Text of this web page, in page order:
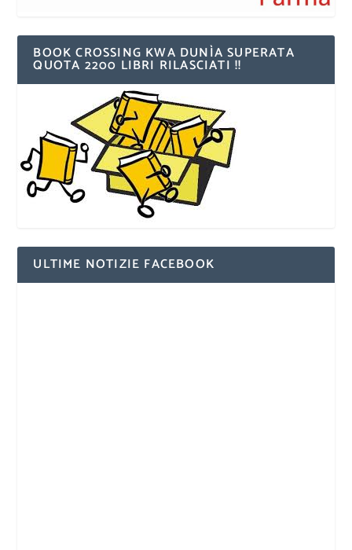
BOOK CROSSING KWA DUNÌA SUPERATA
QUOTA 2200 LIBRI RILASCIATI !!
ULTIME NOTIZIE FACEBOOK